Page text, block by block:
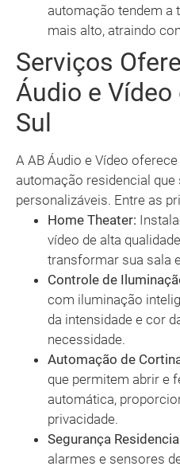
automação tendem a
mais alto, atraindo
Serviços
Áudio e
Sul
A AB Áudio e Vídeo
automação residencial
personalizáveis. Entre as
Home Theater:
vídeo de alta
transformar sua sala
Controle de
com iluminação
da intensidade e cor
necessidade.
Automação de
que permitem abrir e
automática,
privacidade.
Segurança
alarmes e sensores